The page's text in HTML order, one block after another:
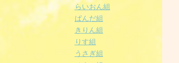
らいおん組
ぱんだ組
きりん組
りす組
うさぎ組